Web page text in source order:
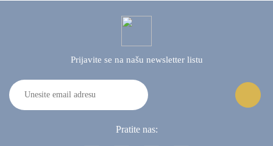
Prijavite se na našu newsletter listu
Pratite nas: